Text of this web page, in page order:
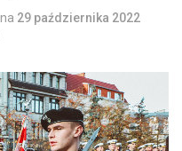
na 29 października 2022